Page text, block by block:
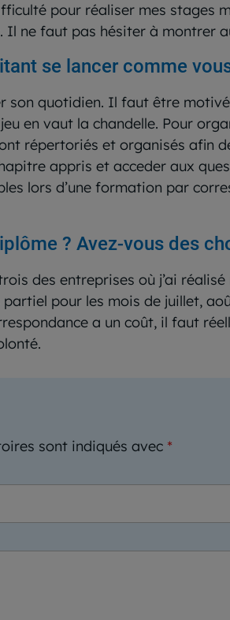
pour réaliser mes stages
Il ne faut pas hésiter à montrer
se lancer comme
son quotidien. Il faut être
en vaut la chandelle. Pour
répertoriés et organisés afin
appris et acceder aux
lors d’une formation par
? Avez-vous des
des entreprises où j’ai
pour les mois de juillet,
a un coût, il faut
sont indiqués avec *